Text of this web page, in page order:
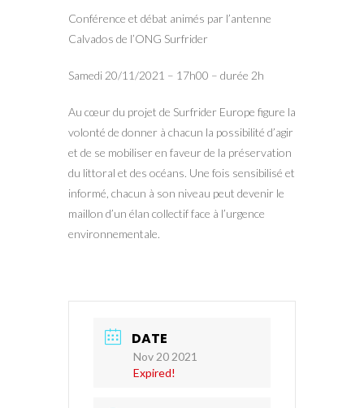
Conférence et débat animés par l’antenne
Calvados de l’ONG Surfrider
Samedi 20/11/2021 – 17h00 – durée 2h
Au cœur du projet de Surfrider Europe figure la
volonté de donner à chacun la possibilité d’agir
et de se mobiliser en faveur de la préservation
du littoral et des océans. Une fois sensibilisé et
informé, chacun à son niveau peut devenir le
maillon d’un élan collectif face à l’urgence
environnementale.
DATE
Nov 20 2021
Expired!